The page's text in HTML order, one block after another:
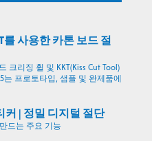
를 사용한 카톤 보드 절
크리징 휠 및 KKT(Kiss Cut Tool)
는 프로토타입, 샘플 및 완제품에
커 | 정밀 디지털 절단
드는 주요 기능